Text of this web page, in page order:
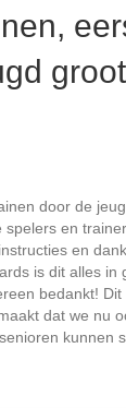
groot
door de
spelers en
en
is dit alles in
bedankt!
dat we nu
kunnen
senioren